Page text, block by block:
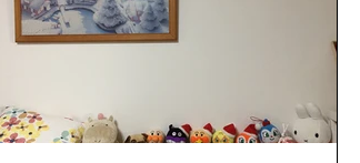
は「同一線上にない3点と、それらを結ぶ3つの
線分から成る多角形」であり、意外にも三つの
角は含まれないのです。 確かに三角形の面積を
に至るまでに、三角形とは？の問いに対して、